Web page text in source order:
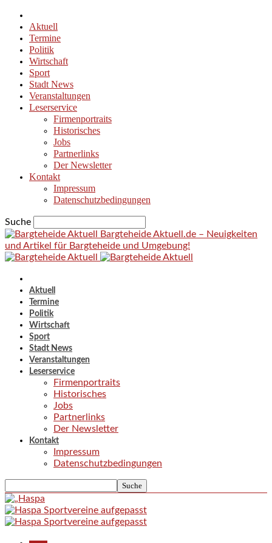
Aktuell
Termine
Politik
Wirtschaft
Sport
Stadt News
Veranstaltungen
Leserservice
Firmenportraits
Historisches
Jobs
Partnerlinks
Der Newsletter
Kontakt
Impressum
Datenschutzbedingungen
Suche
Bargteheide Aktuell.de – Neuigkeiten
und Artikel für Bargteheide und Umgebung!
Aktuell
Termine
Politik
Wirtschaft
Sport
Stadt News
Veranstaltungen
Leserservice
Firmenportraits
Historisches
Jobs
Partnerlinks
Der Newsletter
Kontakt
Impressum
Datenschutzbedingungen